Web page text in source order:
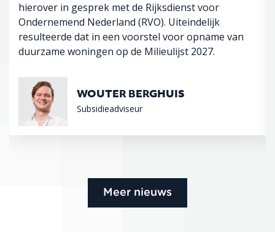
hierover in gesprek met de Rijksdienst voor
Ondernemend Nederland (RVO). Uiteindelijk
resulteerde dat in een voorstel voor opname van
duurzame woningen op de Milieulijst 2027.
WOUTER BERGHUIS
Subsidieadviseur
Meer nieuws